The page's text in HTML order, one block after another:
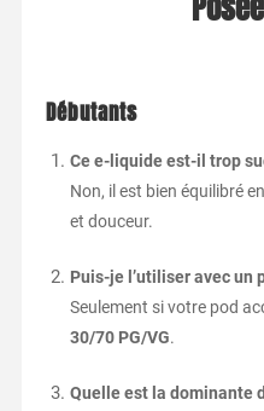
Débutants
Ce e-liquide est-il trop
Non, il est bien équilibré
et douceur.
Puis-je l’utiliser avec un
Seulement si votre pod
30/70 PG/VG.
Quelle est la dominante